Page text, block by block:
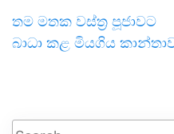
තම මතක වස්ත්‍ර පූජාවට
බාධා කළ මියගිය